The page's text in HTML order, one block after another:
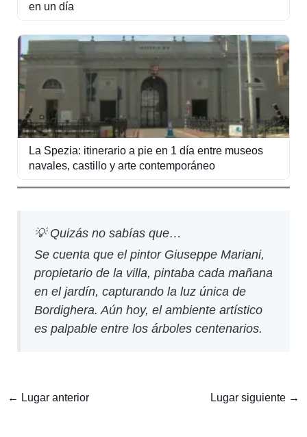
en un día
La Spezia: itinerario a pie en 1 día entre museos
navales, castillo y arte contemporáneo
💡 Quizás no sabías que…
Se cuenta que el pintor Giuseppe Mariani,
propietario de la villa, pintaba cada mañana
en el jardín, capturando la luz única de
Bordighera. Aún hoy, el ambiente artístico
es palpable entre los árboles centenarios.
← Lugar anterior Lugar siguiente →